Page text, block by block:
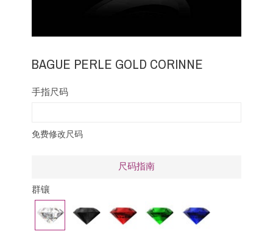
BAGUE PERLE GOLD CORINNE
手指尺码
免费修改尺码
尺码指南
群镶
钻
石
黑
钻
红
宝
祖
母
蓝
宝